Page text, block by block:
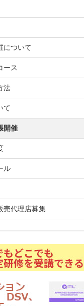
について
ース
法
て
開催
ル
売代理店募集